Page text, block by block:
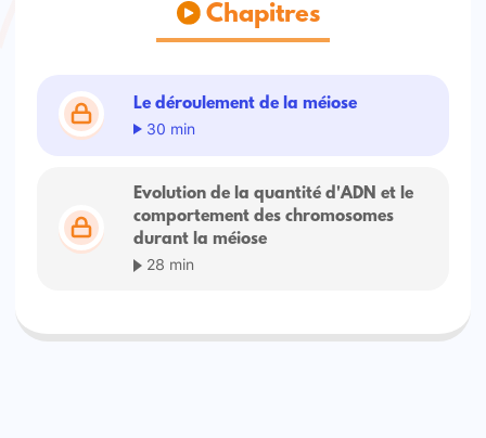
Chapitres
Le déroulement de la méiose
30 min
Evolution de la quantité d'ADN et le
comportement des chromosomes
durant la méiose
28 min